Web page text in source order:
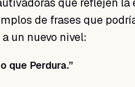
de frases que
un nuevo nivel:
que Perdura.”